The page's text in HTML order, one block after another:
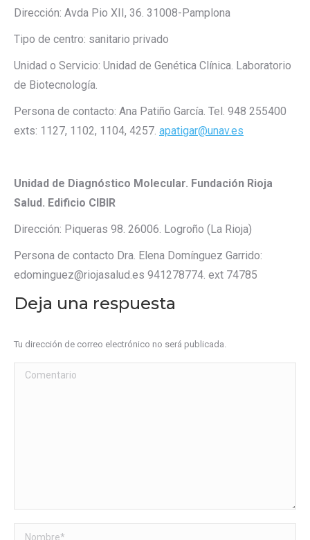
Dirección: Avda Pio XII, 36. 31008-Pamplona
Tipo de centro: sanitario privado
Unidad o Servicio: Unidad de Genética Clínica. Laboratorio
de Biotecnología.
Persona de contacto: Ana Patiño García. Tel. 948 255400
exts: 1127, 1102, 1104, 4257. apatigar@unav.es
Unidad de Diagnóstico Molecular. Fundación Rioja
Salud. Edificio CIBIR
Dirección: Piqueras 98. 26006. Logroño (La Rioja)
Persona de contacto Dra. Elena Domínguez Garrido:
edominguez@riojasalud.es 941278774. ext 74785
Deja una respuesta
Tu dirección de correo electrónico no será publicada.
Comentario
Nombre *